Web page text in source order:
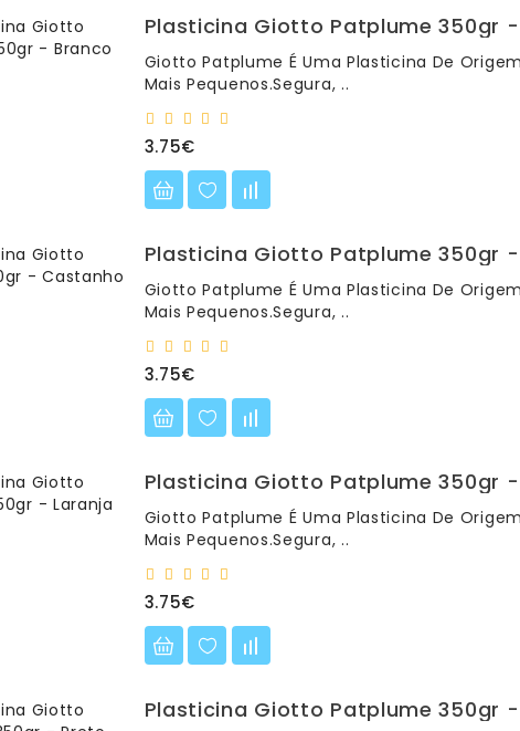
Plasticina Giotto Patplume 350gr
Giotto Patplume É Uma Plasticina De
Mais Pequenos.Segura, ..
3.75€
Plasticina Giotto Patplume 350gr
Giotto Patplume É Uma Plasticina De
Mais Pequenos.Segura, ..
3.75€
Plasticina Giotto Patplume 350gr
Giotto Patplume É Uma Plasticina De
Mais Pequenos.Segura, ..
3.75€
Plasticina Giotto Patplume 350gr